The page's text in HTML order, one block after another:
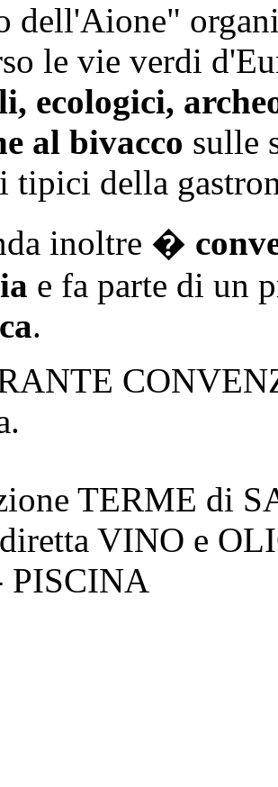
dell'Aione"
le vie verdi
ecologici,
al bivacco sulle
tipici della
inoltre �
e fa parte di un
.
TERME di
VINO e
PISCINA